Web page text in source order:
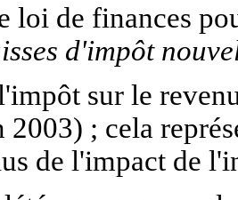
loi de finances
d'impôt
sur le
2003) ; cela
de l'impact de